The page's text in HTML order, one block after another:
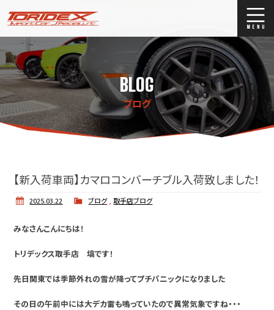
ブログ
Stock list
ストックリスト
買取
BLOG
ブログ
【新入荷車両】カマロコンバーチブル入荷致しました！
2025.03.22 ブログ,取手店ブログ
みなさんこんにちは！
トリデックス取手店 塙です！
先日関東では季節外れの雪が降ってプチパニックになりました
その日の午前中には大デカ雷も鳴っていたので異常気象ですね・・・